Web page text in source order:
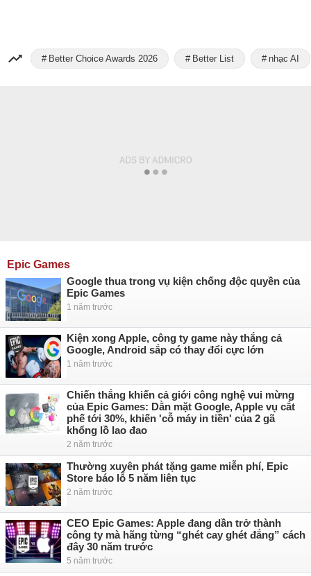
Better Choice Awards 2026 Better List nhạc AI
Epic Games
Google thua trong vụ kiện chống độc quyền của
Epic Games
1 năm trước
Kiện xong Apple, công ty game này thắng cả
Google, Android sắp có thay đổi cực lớn
1 năm trước
Chiến thắng khiến cả giới công nghệ vui mừng
của Epic Games: Dằn mặt Google, Apple vụ cắt
phế tới 30%, khiến 'cỗ máy in tiền' của 2 gã
khổng lồ lao đao
2 năm trước
Thường xuyên phát tặng game miễn phí, Epic
Store báo lỗ 5 năm liên tục
2 năm trước
CEO Epic Games: Apple đang dần trở thành
công ty mà hãng từng “ghét cay ghét đắng” cách
đây 30 năm trước
5 năm trước